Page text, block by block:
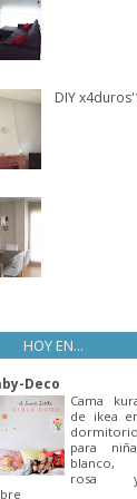
DIY
HOY EN...
Deco
Cama
de ikea
dormitorio
para
blanco,
rosa